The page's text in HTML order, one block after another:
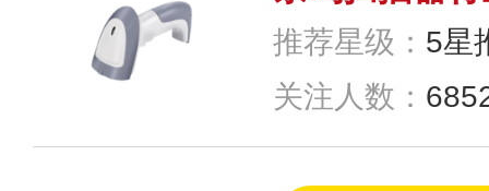
关注人数：
创星地板